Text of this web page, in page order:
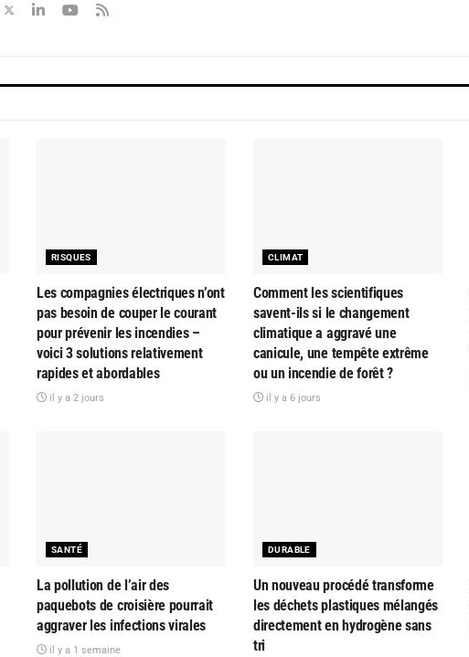
RISQUES
Les compagnies électriques n’ont
pas besoin de couper le courant
pour prévenir les incendies –
voici 3 solutions relativement
rapides et abordables
il y a 2 jours
CLIMAT
Comment les scientifiques
savent-ils si le changement
climatique a aggravé une
canicule, une tempête extrême
ou un incendie de forêt ?
il y a 6 jours
SANTÉ
La pollution de l’air des
paquebots de croisière pourrait
aggraver les infections virales
il y a 1 semaine
DURABLE
Un nouveau procédé transforme
les déchets plastiques mélangés
directement en hydrogène sans
tri